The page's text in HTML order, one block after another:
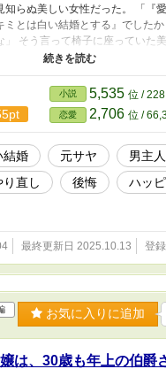
知らぬ美しい女性だった。 「『
ミとは白い結婚とする』でした
」 そう言って椅子に座っていた
「そ、その声はっ、ローゼリア
アなのだと気付いたのだが、驚き
出来ずに逃げるように自分の部屋
らは「裏切られた令嬢は、30歳
が、白い結婚ですわ。」のIFスト
が主役となります。 また、上記
楽しみ頂ける内容となっており
小説 5,535 位 /
恋愛 2,706 位 /
結婚 元サヤ
男主
り直し 後悔
ハッ
最終更新日 2025.10.13 登
お気に入りに追加
は、30歳も年上の伯爵